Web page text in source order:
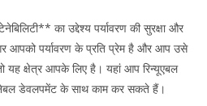
का उद्देश्य पर्यावरण की सुरक्षा और
आपको पर्यावरण के प्रति प्रेम है और आप उसे
यह क्षेत्र आपके लिए है। यहां आप रिन्यूएबल
डेवलपमेंट के साथ काम कर सकते हैं।